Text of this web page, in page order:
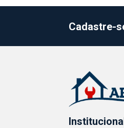
Cadastre-